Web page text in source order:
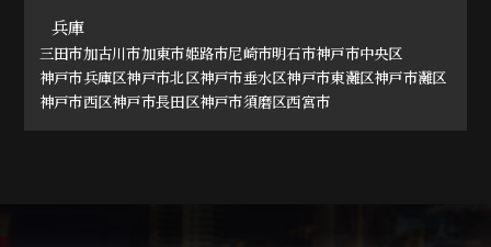
兵庫
三田市加古川市加東市姫路市尼崎市明石市神戸市中央区
神戸市兵庫区神戸市北区神戸市垂水区神戸市東灘区神戸市灘区
神戸市西区神戸市長田区神戸市須磨区西宮市